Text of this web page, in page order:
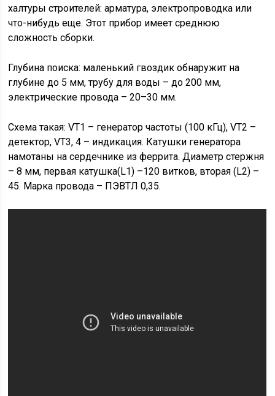
халтуры строителей: арматура, электропроводка или
что-нибудь еще. Этот прибор имеет среднюю
сложность сборки.
Глубина поиска: маленький гвоздик обнаружит на
глубине до 5 мм, трубу для воды – до 200 мм,
электрические провода – 20–30 мм.
Схема такая: VT1 – генератор частоты (100 кГц), VT2 –
детектор, VT3, 4 – индикация. Катушки генератора
намотаны на сердечнике из феррита. Диаметр стержня
– 8 мм, первая катушка(L1) –120 витков, вторая (L2) –
45. Марка провода – ПЭВТЛ 0,35.